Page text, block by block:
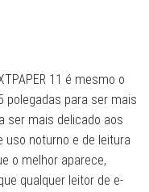
11 é mesmo o
polegadas para ser mais
ser mais delicado aos
uso noturno e de leitura
o melhor aparece,
qualquer leitor de e-